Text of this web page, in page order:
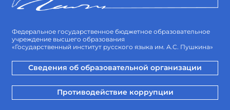
Федеральное государственное бюджетное образовательное
учреждение высшего образования
«Государственный институт русского языка им. А.С. Пушкина»
Сведения об образовательной организации
Противодействие коррупции